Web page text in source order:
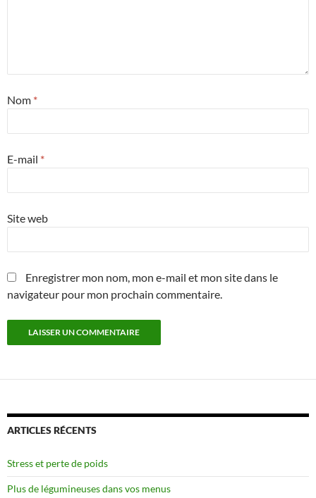
Nom *
E-mail *
Site web
Enregistrer mon nom, mon e-mail et mon site dans le
navigateur pour mon prochain commentaire.
ARTICLES RÉCENTS
Stress et perte de poids
Plus de légumineuses dans vos menus